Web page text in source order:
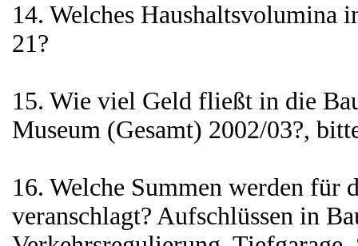
14. Welches Haushaltsvolumina
21?
15. Wie viel Geld fließt in die
Museum (Gesamt) 2002/03?,
16. Welche Summen werden für
veranschlagt? Aufschlüssen in